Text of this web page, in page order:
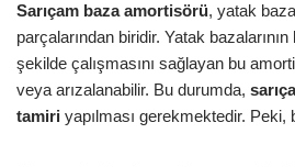
Sarıçam baza amortisörü, yatak
parçalarından biridir. Yatak
şekilde çalışmasını sağlayan bu
veya arızalanabilir. Bu durumda,
tamiri yapılması gerekmektedir. Peki,